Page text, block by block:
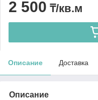
2 500 ₸/кв.м
Описание Доставка
Описание